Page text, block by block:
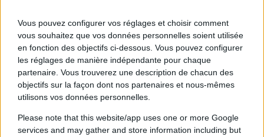
Vous pouvez configurer vos réglages et choisir comment
vous souhaitez que vos données personnelles soient utilisée
en fonction des objectifs ci-dessous. Vous pouvez configurer
les réglages de manière indépendante pour chaque
partenaire. Vous trouverez une description de chacun des
objectifs sur la façon dont nos partenaires et nous-mêmes
utilisons vos données personnelles.
Please note that this website/app uses one or more Google
services and may gather and store information including but